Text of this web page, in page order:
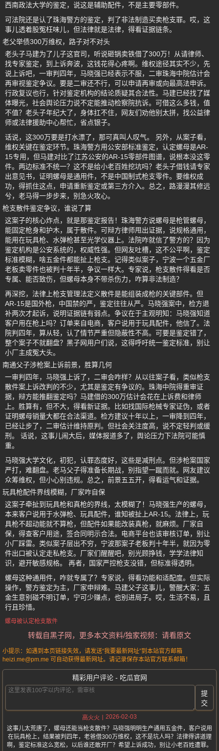
西南政法大学的鉴定，说这是辅助配件，不是主要零部件。
可法院还是认了珠海警方的鉴定，判了非法制造买卖枪支罪。哎，这
事儿透着股冤枉味儿，但法律就是法律，得看证据链条。
老父举债300万维权，路子对不对头
老头子马建为了儿子这官司，听说砸锅卖铁借了300万！从请律师、
找专家鉴定，到上诉奔波，这钱花得心疼啊。维权途径其实不少，先
说上诉吧，一审判四年，马晓强已经表示不服，二审珠海中院估计会
再审视鉴定争议。要是二审还不行，可以申请再审或向最高法申诉。
行政复议也行，针对鉴定机构的结论质疑其合法性。马建已经找了媒
体曝光，社会舆论压力说不定能推动检察院抗诉。可借这么多钱，值
不值？老头子年纪大了，身体扛不住，网友们劝他别太拼，找公益律
师或法律援助中心帮忙，省点银子。
话说，这300万要是打水漂了，那可真叫人叹气。 另外，从案子看，
维权关键在鉴定环节。珠海警方用公安部标准鉴定，认定螺母是AR-
15专用，但马建对比了江苏公安的AR-15零部件图谱，说根本没这零
件。两边标准不统一？这不是给小老百姓挖坑吗？老头子借钱请专家
出意见书，证明螺母是通用件，不是中国制式枪支零件。要维权成
功，得抓住这点，申请重新鉴定或第三方介入。总之，路漫漫其修远
兮，老马得一步步来，别急火攻心。
枪支散件鉴定争议，谁说了算
这案子的核心炸点，就是那鉴定报告！珠海警方说螺母是枪管螺母，
能固定枪身和护木，属于散件。可辩方律师甩出证据，说规格通用，
能用在玩具枪、水弹枪甚至光学仪器上。法院咋就信了警方的？因为
鉴定机构是公安系统的，权威性强。但网友吐槽，这不公平啊，鉴定
标准模糊，啥五金件都能扯上枪支。记得类似案子，宁波一个五金厂
老板卖零件也被判十年半，争议一样大。专家说，枪支散件得看是否
专属、能否致伤，但螺母本身不带杀伤力，咋算非法制造？
再深挖，法律上枪支管理法定义散件是能组装成枪的关键部件。但
AR-15是国外枪，中国禁的严，鉴定往往从严。马晓强案中，检方退
补两次才起诉，说明证据链有弱点。争议在于主观明知：马晓强知道
客户用在枪上吗？订单来自电商，客户说用于玩具配件，他信了。法
院判四年，算从轻，认了情节严重但隐蔽性不高。可要是鉴定错了，
整个案子不就翻盘？黑子网用户们说，这得呼吁统一鉴定标准，别让
小厂主成冤大头。
南通父子涉枪案上诉前景，胜算几何
一审判四年，马晓强上诉了，二审会咋样？从以往案子看，类似枪支
散件案上诉改判的不少，尤其是鉴定有争议的。珠海中院得重审证
据，辩方能推翻鉴定吗？马建借的300万估计会花在上诉费和律师
上。胜算有，但不大，得看新证据。比如找国际枪械专家证伪，或者
证明螺母销量大都在合法渠道。检方建议十年以上，一审降到四年，
已经让步了，二审估计维持原判。但社会关注度高，说不定轻判或缓
刑。 话说，这事儿闹大后，媒体报道多了，舆论压力下法院可能慎
重。
马晓强大学文化，初犯，认罪态度好，这些是减刑点。但涉枪案国家
严打，难翻盘。老马父子得准备长期战，别指望一蹴而就。网友建议
众筹维权，但小心别违规。总之，前景五五开，得看运气和证据。
玩具枪配件界线模糊，厂家咋自保
这案子牵扯到玩具枪和真枪的界线，太模糊了！马晓强生产的螺母，
本来客户说用于水弹枪、玩具配件，谁知被扯上AR-15。法律上，玩
具枪不超动能就不算枪，但配件如果能改装真枪，就麻烦。厂家自
保，得查客户用途，签合同明示合法。电商平台也该审核订单，别让
小厂踩雷。类似案子层出不穷，宁波那案子老板判十年半，就因为零
件出口被认定走私枪支。厂家们醒醒吧，别光顾挣钱，学学法律知
识，避开敏感规格。 再者，国家严控枪支没错，但标准得透明。
螺母这种通用件，咋就专属了？专家说，得看功能和适配度。但实际
操作，警方鉴定为主，厂家申辩难。马建父子这事儿，警醒大家：五
金生意别碰不明订单，宁可少赚点，也别进局子。哎，生活不易，且
行且珍惜。
螺母被认定枪支散件
转载自黑子网，更多本文资料/独家视频：请看原文
小提示：如遇到本页链接失效，请发送“我要最新网址”到本站官方邮箱
heizi.me@pm.me 可自动获得最新网址。请记录保存本站官方联系邮箱！
精彩用户评论 - 吃瓜官网
提
交
高火火
2026-02-03
这事儿太荒唐了，螺母还能当枪支散件？马晓强明明生产通用五金件，客户说用
在玩具枪上，结果被判四年，老爸借300万维权，这不是坑人吗？法律得讲道理
啊，鉴定标准这么宽松，以后谁还敢开厂？希望上诉成功，别让小老百姓遭罪。